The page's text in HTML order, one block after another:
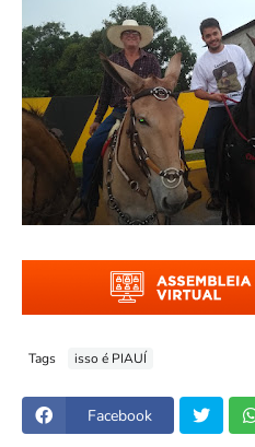
Tags isso é PIAUÍ
Facebook